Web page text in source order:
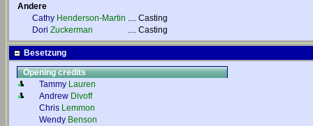
Andere
Cathy Henderson-Martin .... Casting
Dori Zuckerman .... Casting
Besetzung
Opening credits
Tammy Lauren
Andrew Divoff
Chris Lemmon
Wendy Benson